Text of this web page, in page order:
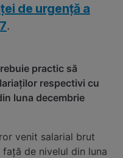
de urgență a
.
practic să
respectivi cu
luna decembrie
venit salarial brut
de nivelul din luna